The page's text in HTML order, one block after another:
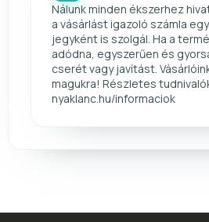
Nálunk minden ékszerhez
a vásárlást igazoló számla
jegyként is szolgál. Ha a
adódna, egyszerűen és
cserét vagy javítást.
magukra! Részletes
nyaklanc.hu/informaciok